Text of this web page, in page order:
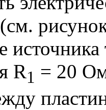
R1 = 20